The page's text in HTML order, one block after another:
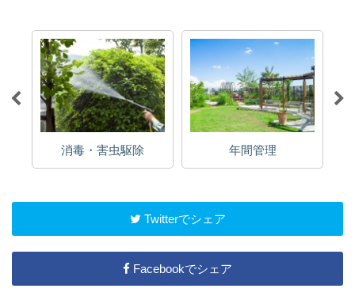
消毒・害虫駆除 年間管理
Twitterでシェア
Facebookでシェア